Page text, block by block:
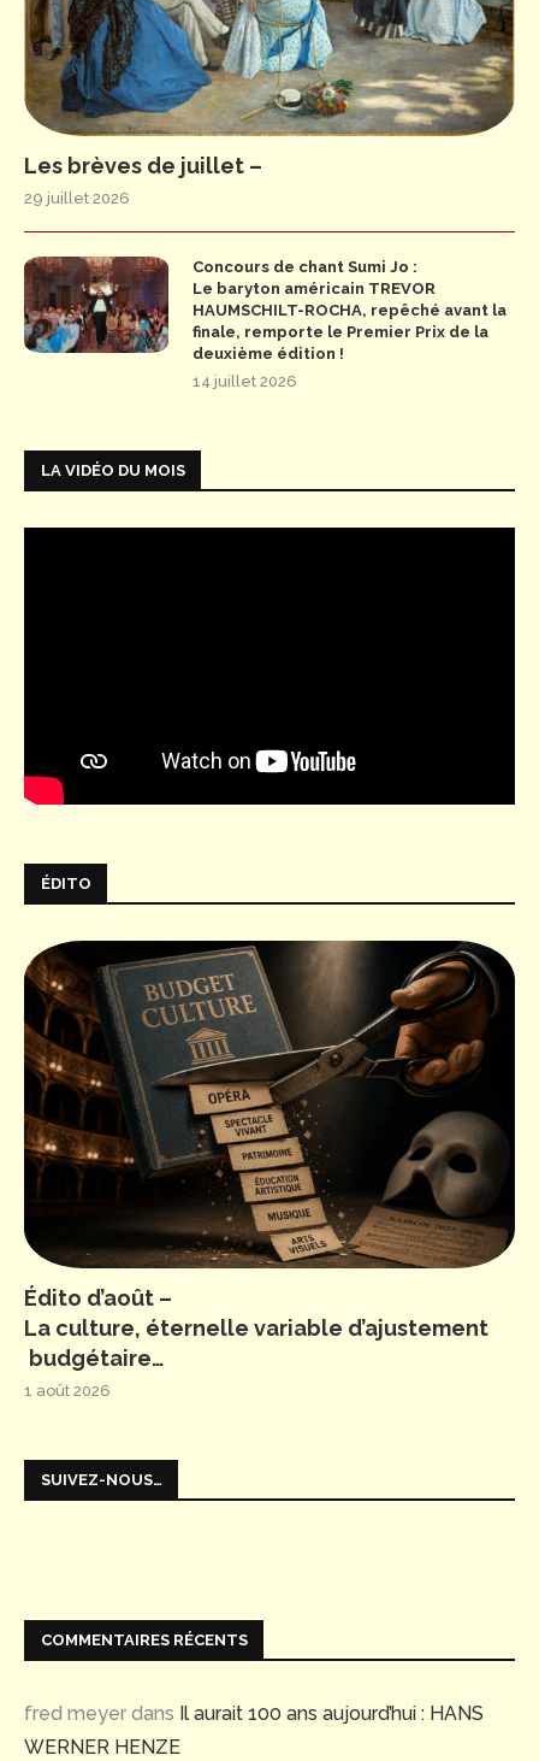
Les brèves de juillet –
29 juillet 2026
Concours de chant Sumi Jo :
Le baryton américain TREVOR
HAUMSCHILT-ROCHA, repêché avant la
finale, remporte le Premier Prix de la
deuxième édition !
14 juillet 2026
LA VIDÉO DU MOIS
ÉDITO
Édito d’août –
La culture, éternelle variable d’ajustement
budgétaire…
1 août 2026
SUIVEZ-NOUS…
COMMENTAIRES RÉCENTS
fred meyer dans Il aurait 100 ans aujourd’hui : HANS
WERNER HENZE